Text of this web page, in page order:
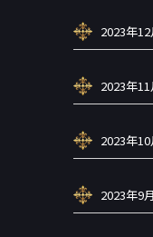
2023年12
2023年11
2023年10
2023年9月